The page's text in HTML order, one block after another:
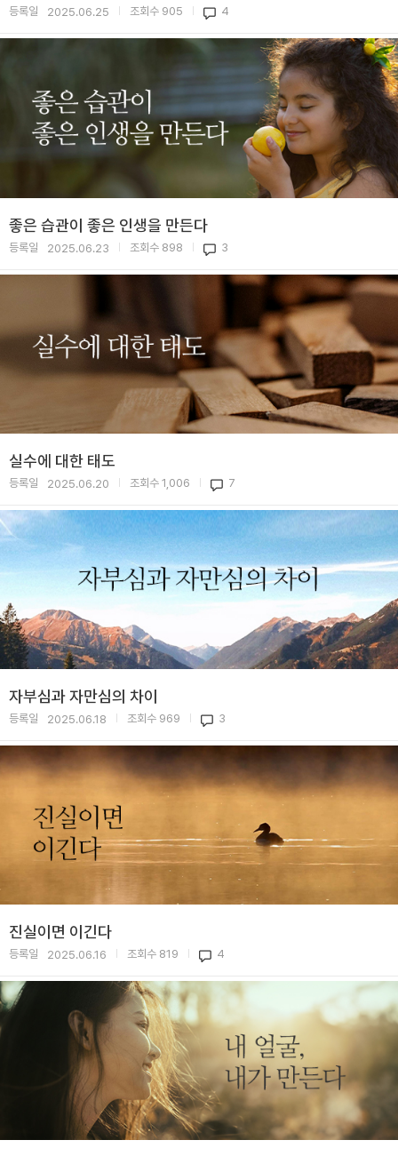
등록일 2025.06.25 조회수 905 4
좋은 습관이 좋은 인생을 만든다
등록일 2025.06.23 조회수 898 3
실수에 대한 태도
등록일 2025.06.20 조회수 1,006 7
자부심과 자만심의 차이
등록일 2025.06.18 조회수 969 3
진실이면 이긴다
등록일 2025.06.16 조회수 819 4